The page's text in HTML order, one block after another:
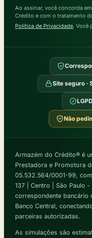
Ao assinar, você concorda
Crédito e com o tratamento
Política de Privacidade. Você
Site seguro ·
Não
Armazém do Crédito® é
Prestadora e Promotora
05.532.564/0001-99,
137 | Centro | São Paulo
correspondente bancário
Banco Central,
parceiras autorizadas.
As simulações são